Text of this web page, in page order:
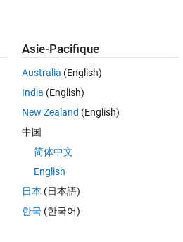
anciens
ま
陽太 黒尾
le 8 Nov 2022
le 11 Nov 2022
Acceptée :
Asie-Pacifique
Australia (English)
India (English)
New Zealand (English)
中国
简体中文
English
日本 (日本語)
한국 (한국어)